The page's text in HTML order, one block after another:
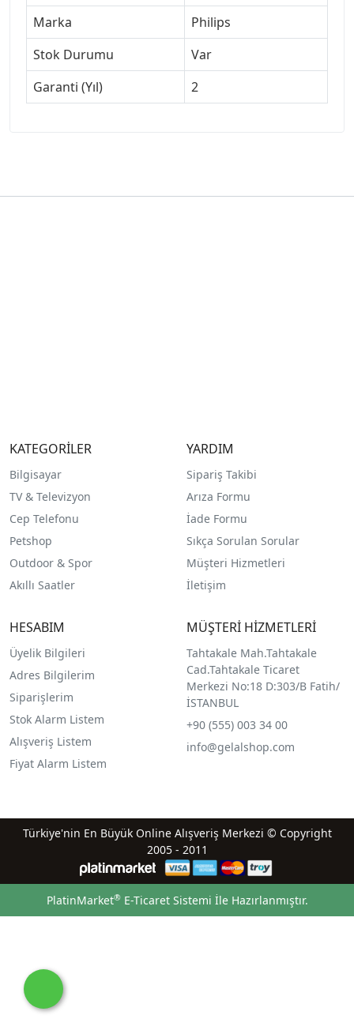
Marka
Philips
Stok Durumu
Var
Garanti (Yıl)
2
KATEGORİLER
Bilgisayar
TV & Televizyon
Cep Telefonu
Petshop
Outdoor & Spor
Akıllı Saatler
YARDIM
Sipariş Takibi
Arıza Formu
İade Formu
Sıkça Sorulan Sorular
Müşteri Hizmetleri
İletişim
HESABIM
Üyelik Bilgileri
Adres Bilgilerim
Siparişlerim
Stok Alarm Listem
Alışveriş Listem
Fiyat Alarm Listem
MÜŞTERİ HİZMETLERİ
Tahtakale Mah.Tahtakale
Cad.Tahtakale Ticaret
Merkezi No:18 D:303/B Fatih/
İSTANBUL
+90 (555) 003 34 00
info@gelalshop.com
Türkiye'nin En Büyük Online Alışveriş Merkezi © Copyright
2005 - 2011
PlatinMarket®E-Ticaret Sistemi İle Hazırlanmıştır.